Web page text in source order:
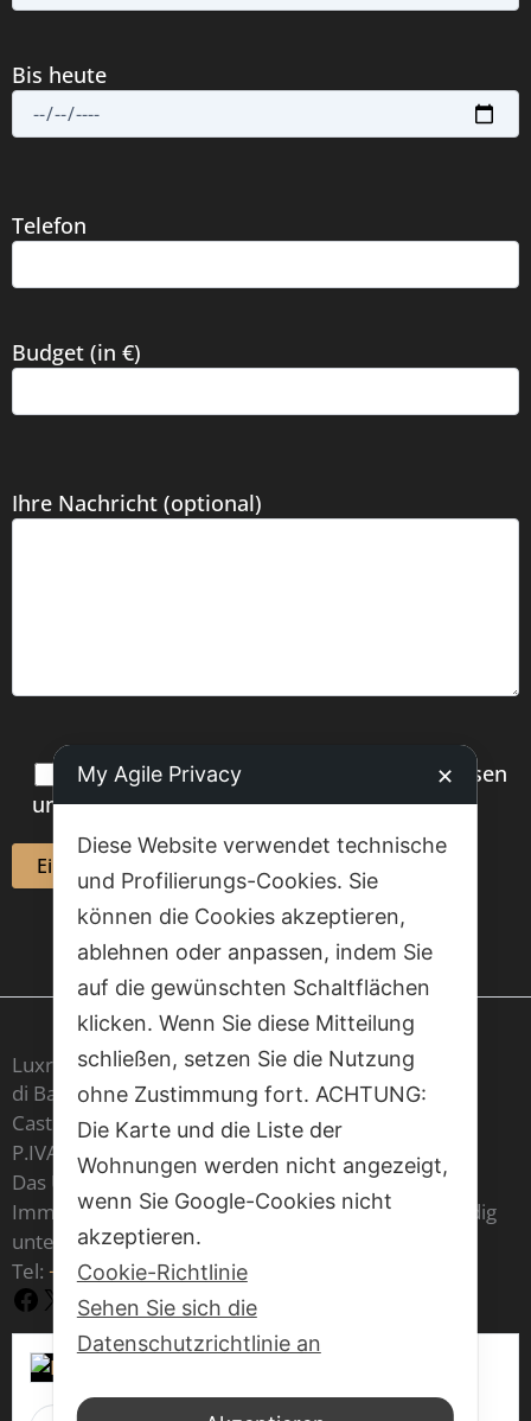
Bis heute
Telefon
Budget (in €)
Ihre Nachricht (optional)
Ich habe dieDatenschutzerklärung
gelesen
und akzeptiere sie.
Luxrest Venice sas
di Barbara Cristina Maria Carron & C,
Castello 6604 - 30122 Venezia
P.IVA IT 03541970277
Das Unternehmen ist im Register der
Immobilienmakler der Handelskammer von Venedig
unter der Nummer 1797 eingetragen
Tel: +39 377 70 86 073
Facebook
X YouTube
My Agile Privacy ✕
Diese Website verwendet technische
und Profilierungs-Cookies. Sie
können die Cookies akzeptieren,
ablehnen oder anpassen, indem Sie
auf die gewünschten Schaltflächen
klicken. Wenn Sie diese Mitteilung
schließen, setzen Sie die Nutzung
ohne Zustimmung fort. ACHTUNG:
Die Karte und die Liste der
Wohnungen werden nicht angezeigt,
wenn Sie Google-Cookies nicht
akzeptieren.
Cookie-Richtlinie
Sehen Sie sich die
Datenschutzrichtlinie an